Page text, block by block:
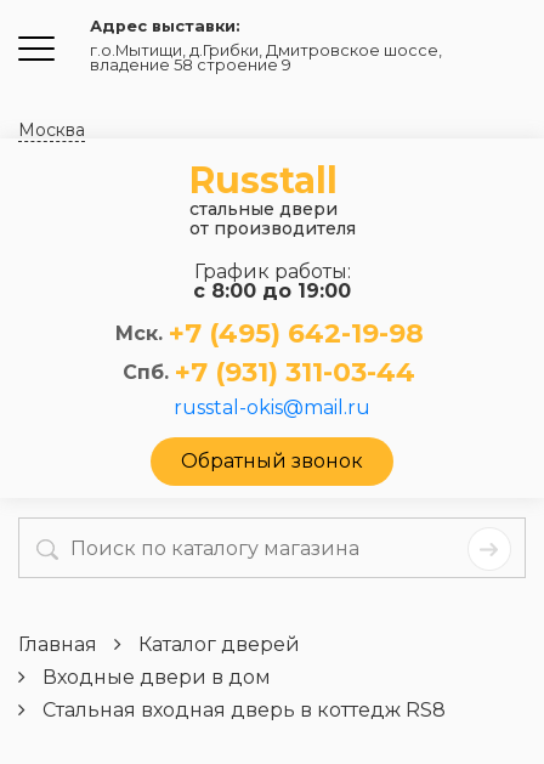
Адрес выставки:
г.о.Мытищи, д.Грибки, Дмитровское шоссе,
владение 58 строение 9
Москва
Russtall
стальные двери
от производителя
График работы:
с 8:00 до 19:00
Мск. +7 (495) 642-19-98
Спб. +7 (931) 311-03-44
russtal-okis@mail.ru
Обратный звонок
Главная
Каталог дверей
Входные двери в дом
Стальная входная дверь в коттедж RS8